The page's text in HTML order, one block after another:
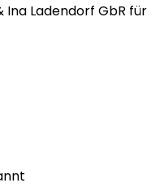
Ladendorf GbR für